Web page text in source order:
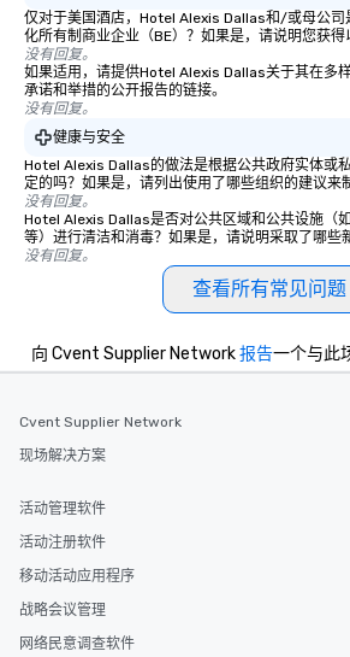
仅对于美国酒店，Hotel Alexis Dallas和/或母公司
化所有制商业企业（BE）？如果是，请说明您获得
没有回复。
如果适用，请提供Hotel Alexis Dallas关于其在多
承诺和举措的公开报告的链接。
没有回复。
健康与安全
Hotel Alexis Dallas的做法是根据公共政府实体或
定的吗？如果是，请列出使用了哪些组织的建议来
没有回复。
Hotel Alexis Dallas是否对公共区域和公共设施（
等）进行清洁和消毒？如果是，请说明采取了哪些
没有回复。
查看所有常见问题
向 Cvent Supplier Network报告一个与此
Cvent Supplier Network
现场解决方案
活动管理软件
活动注册软件
移动活动应用程序
战略会议管理
网络民意调查软件